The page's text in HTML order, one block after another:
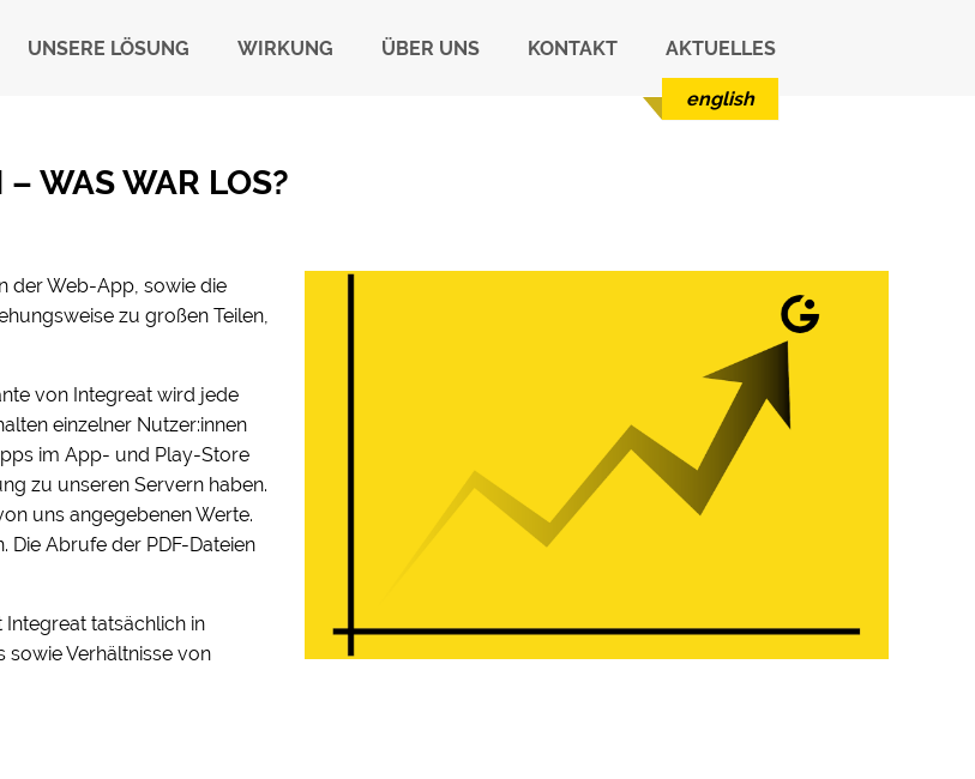
UNSERE LÖSUNG WIRKUNG ÜBER UNS KONTAKT AKTUELLES
english
WAS WAR LOS?
der Web-App, sowie die
zu großen Teilen,
von Integreat wird jede
einzelner Nutzer:innen
im App- und Play-Store
zu unseren Servern haben.
uns angegebenen Werte.
Abrufe der PDF-Dateien
tatsächlich in
sowie Verhältnisse von